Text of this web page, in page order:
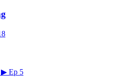
▶ Ep 5